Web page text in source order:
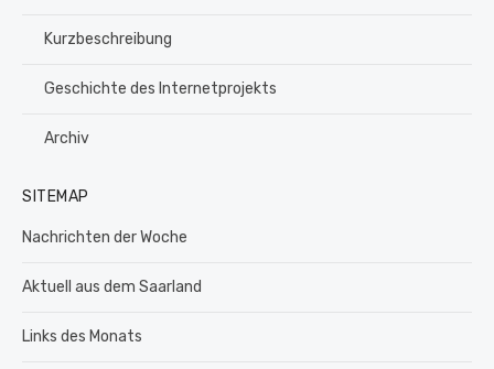
Kurzbeschreibung
Geschichte des Internetprojekts
Archiv
SITEMAP
Nachrichten der Woche
Aktuell aus dem Saarland
Links des Monats